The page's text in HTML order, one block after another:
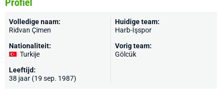
Profiel
Volledige naam:
Ridvan Çimen
Nationaliteit:
Turkije
Leeftijd:
38 jaar (19 sep. 1987)
Huidige team:
Harb-İşspor
Vorig team:
Gölcük